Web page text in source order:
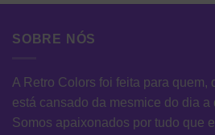
SOBRE NÓS
A Retro Colors foi feita para quem,
está cansado da mesmice do dia a
Somos apaixonados por tudo que